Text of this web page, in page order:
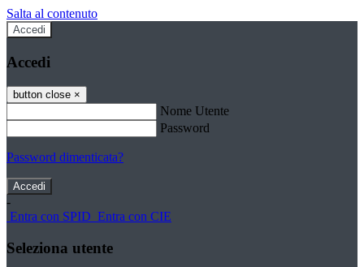
Salta al contenuto
Accedi
Accedi
button close ×
Nome Utente
Password
Password dimenticata?
-
Entra con SPID Entra con CIE
Seleziona utente